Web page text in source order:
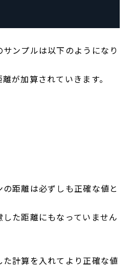
ンプルは以下のようになり
が加算されていきます。
距離は必ずしも正確な値と
た距離にもなっていません
計算を入れてより正確な値